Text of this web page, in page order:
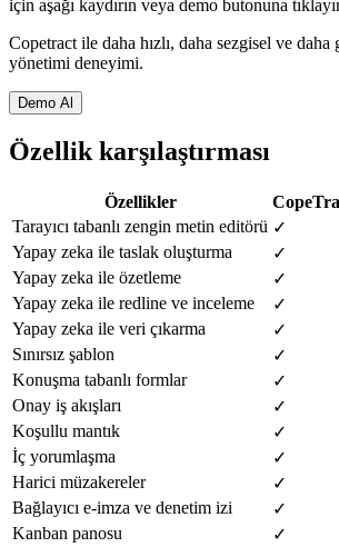
için aşağı kaydırın veya demo butonuna
Copetract ile daha hızlı, daha sezgisel ve
yönetimi deneyimi.
Demo Al
Özellik karşılaştırması
Özellikler
Tarayıcı tabanlı zengin metin editörü ✓
Yapay zeka ile taslak oluşturma
✓
Yapay zeka ile özetleme
✓
Yapay zeka ile redline ve inceleme
✓
Yapay zeka ile veri çıkarma
✓
Sınırsız şablon
✓
Konuşma tabanlı formlar
✓
Onay iş akışları
✓
Koşullu mantık
✓
İç yorumlaşma
✓
Harici müzakereler
✓
Bağlayıcı e-imza ve denetim izi
✓
Kanban panosu
✓